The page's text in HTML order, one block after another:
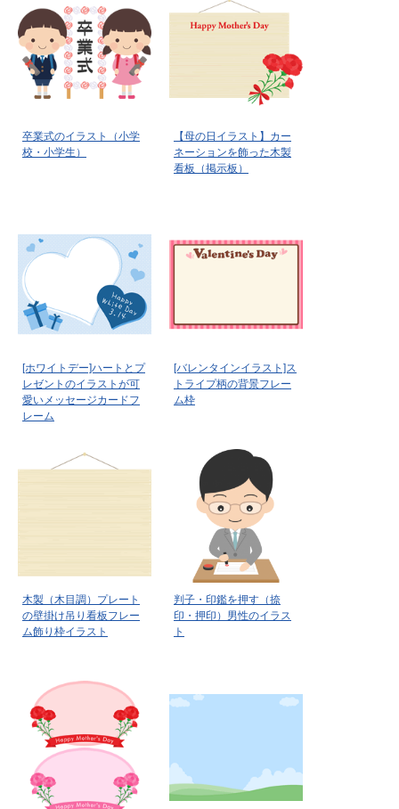
卒業式のイラスト（小学
校・小学生）
【母の日イラスト】カー
ネーションを飾った木製
看板（掲示板）
[ホワイトデー]ハートとプ
レゼントのイラストが可
愛いメッセージカードフ
レーム
[バレンタインイラスト]ス
トライプ柄の背景フレー
ム枠
木製（木目調）プレート
の壁掛け吊り看板フレー
ム飾り枠イラスト
判子・印鑑を押す（捺
印・押印）男性のイラス
ト